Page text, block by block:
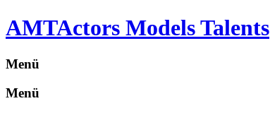
AMTActors Models Talents
Menü
Menü